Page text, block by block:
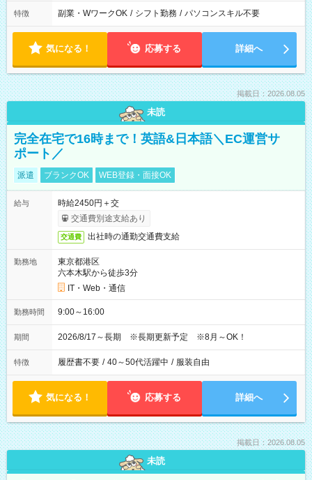
特徴 副業・WワークOK / シフト勤務 / パソコンスキル不要
気になる！ 応募する 詳細へ
掲載日：2026.08.05
未読
完全在宅で16時まで！英語&日本語＼EC運営サ
ポート／
派遣 ブランクOK WEB登録・面接OK
給与
時給2450円＋交
交通費別途支給あり
交通費 出社時の通勤交通費支給
勤務地
東京都港区
六本木駅から徒歩3分
IT・Web・通信
勤務時間 9:00～16:00
期間 2026/8/17～長期 ※長期更新予定 ※8月～OK！
特徴 履歴書不要 / 40～50代活躍中 / 服装自由
気になる！ 応募する 詳細へ
掲載日：2026.08.05
未読